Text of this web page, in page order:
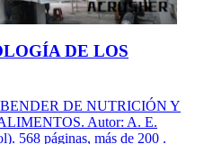
DE LOS
DE NUTRICIÓN Y
Autor: A. E.
568 páginas, más de 200 .